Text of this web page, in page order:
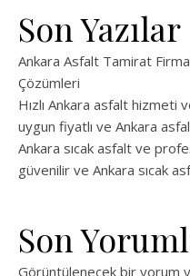
Son Yazılar
Ankara Asfalt Tamirat
Çözümleri
Hızlı Ankara asfalt hizmeti
uygun fiyatlı ve Ankara
Ankara sıcak asfalt ve
güvenilir ve Ankara sıcak
Son
Görüntülenecek bir yorum